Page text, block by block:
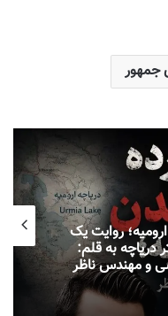
جمهور
پشت پرده خشک شدن دریاچه ارومیه؛ روایت یک
مهندس ناظر از پروژه‌ای در بستر دریاچه به قلم:
و مهندس ناظر